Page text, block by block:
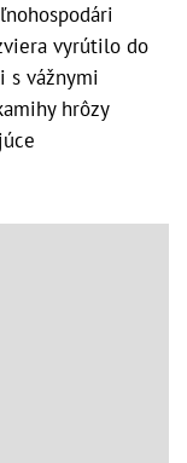
vyrútilo do
s vážnymi
hrôzy